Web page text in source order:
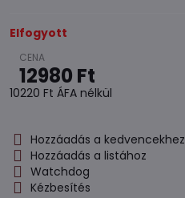
Elfogyott
12980 Ft
10220 Ft ÁFA nélkül
Hozzáadás a kedvencekhez
Hozzáadás a listához
Watchdog
Kézbesítés